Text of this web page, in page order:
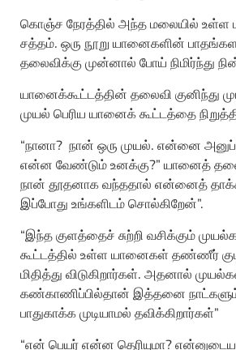
கொஞ்ச நேரத்தில் அந்த மலையில் உள்ள
சத்தம். ஒரு நூறு யானைகளின்
தலைவிக்கு முன்னால் போய் நிமிர்ந்து
யானைக்கூட்டத்தின் தலைவி குனிந்து
முயல் பெரிய யானைக் கூட்டத்தை
“நானா? நான் ஒரு முயல். என்னை
என்ன வேண்டும் உனக்கு?” யானைத்
நான் தூதனாக வந்ததால் என்னைத்
இப்போது உங்களிடம் சொல்கிறேன்”.
“இந்த குளத்தைச் சுற்றி வசிக்கும்
கூட்டத்தில் உள்ள யானைகள் தண்ணீர்
மிதித்து விடுகிறார்கள். அதனால்
கண்காணிப்பில்தான் இத்தனை நாட்களும்
பாதுகாக்க முடியாமல் தவிக்கிறார்கள்”
“என் பெயர் என்ன தெரியுமா?